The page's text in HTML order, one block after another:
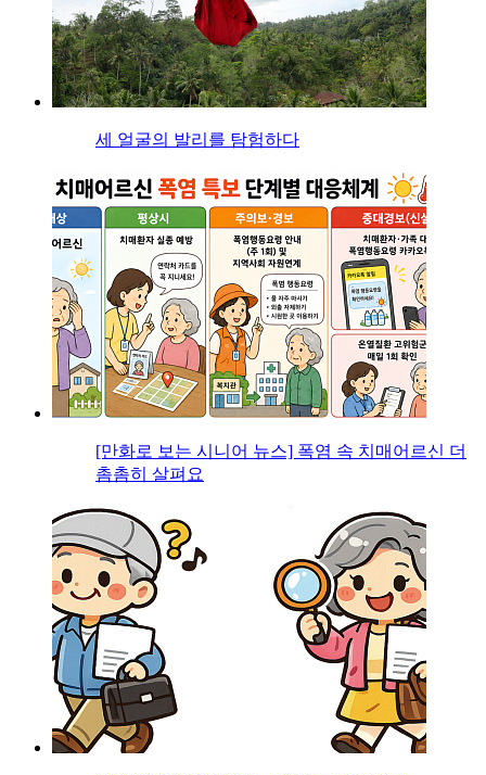
세 얼굴의 발리를 탐험하다
[만화로 보는 시니어 뉴스] 폭염 속 치매어르신 더
촘촘히 살펴요